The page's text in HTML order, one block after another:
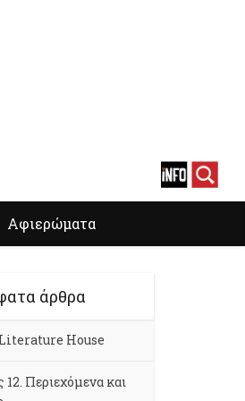
Αφιερώματα
άρθρα
House
Περιεχόμενα και